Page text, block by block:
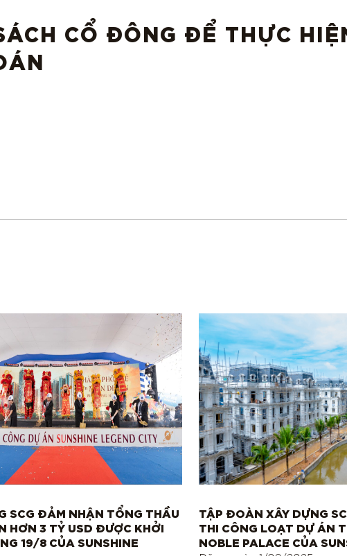
CỔ ĐÔNG ĐỂ THỰC
SCG ĐẢM NHẬN TỔNG THẦU
HƠN 3 TỶ USD ĐƯỢC KHỞI
19/8 CỦA SUNSHINE
TẬP ĐOÀN XÂY DỰNG
THI CÔNG LOẠT DỰ ÁN
NOBLE PALACE CỦA